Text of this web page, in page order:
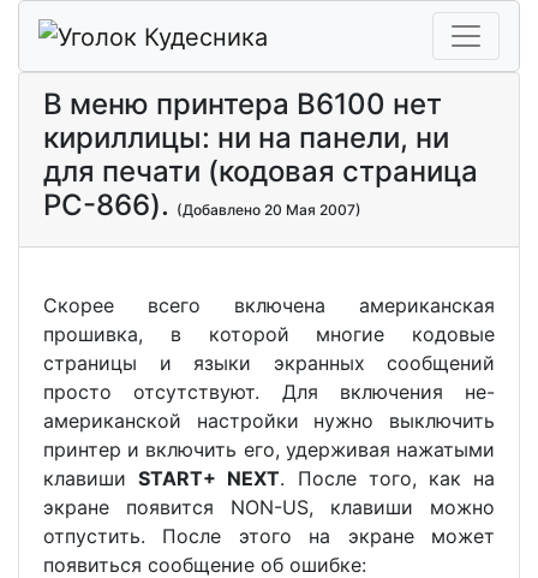
В меню принтера В6100 нет
кириллицы: ни на панели, ни
для печати (кодовая страница
PC-866). (Добавлено 20 Мая 2007)
Скорее всего включена американская
прошивка, в которой многие кодовые
страницы и языки экранных сообщений
просто отсутствуют. Для включения не-
американской настройки нужно выключить
принтер и включить его, удерживая нажатыми
клавишиSTART+ NEXT. После того, как на
экране появится NON-US, клавиши можно
отпустить. После этого на экране может
появиться сообщение об ошибке: